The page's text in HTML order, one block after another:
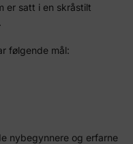
er satt i en skråstilt
følgende mål:
nybegynnere og erfarne